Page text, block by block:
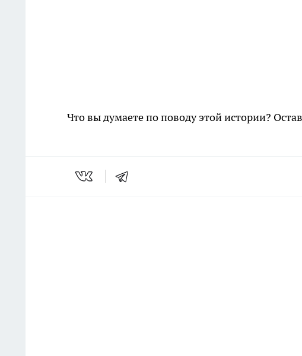
Что вы думаете по поводу этой истории?